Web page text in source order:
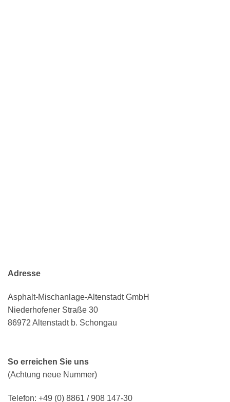
Adresse
Asphalt-Mischanlage-Altenstadt GmbH
Niederhofener Straße 30
86972 Altenstadt b. Schongau
So erreichen Sie uns
(Achtung neue Nummer)
Telefon: +49 (0) 8861 / 908 147-30